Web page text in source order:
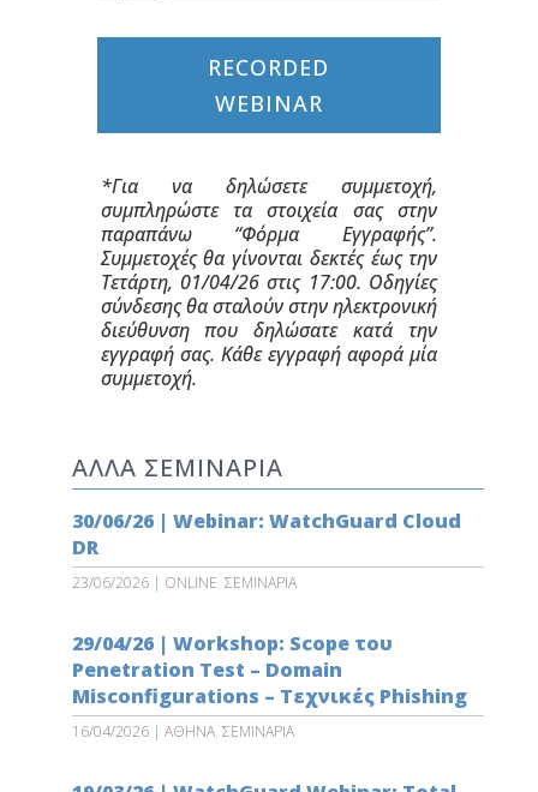
RECORDED
WEBINAR
*Για να δηλώσετε συμμετοχή,
συμπληρώστε τα στοιχεία σας στην
παραπάνω “Φόρμα Εγγραφής”.
Συμμετοχές θα γίνονται δεκτές έως την
Τετάρτη, 01/04/26 στις 17:00. Οδηγίες
σύνδεσης θα σταλούν στην ηλεκτρονική
διεύθυνση που δηλώσατε κατά την
εγγραφή σας. Κάθε εγγραφή αφορά μία
συμμετοχή.
ΑΛΛΑ ΣΕΜΙΝΑΡΙΑ
30/06/26 | Webinar: WatchGuard Cloud
DR
23/06/2026| ONLINE, ΣΕΜΙΝΑΡΙΑ
29/04/26 | Workshop: Scope του
Penetration Test – Domain
Misconfigurations – Τεχνικές Phishing
16/04/2026| ΑΘΗΝΑ, ΣΕΜΙΝΑΡΙΑ